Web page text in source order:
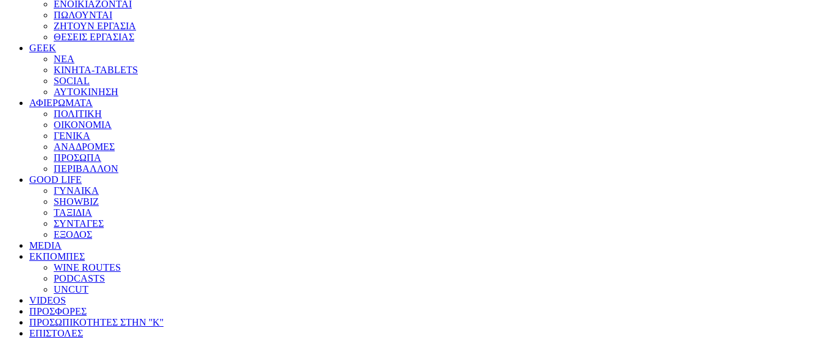
ΕΝΟΙΚΙΑΖΟΝΤΑΙ
ΠΩΛΟΥΝΤΑΙ
ΖΗΤΟΥΝ ΕΡΓΑΣΙΑ
ΘΕΣΕΙΣ ΕΡΓΑΣΙΑΣ
GEEK
ΝΕΑ
ΚΙΝΗΤΑ-TABLETS
SOCIAL
ΑΥΤΟΚΙΝΗΣΗ
ΑΦΙΕΡΩΜΑΤΑ
ΠΟΛΙΤΙΚΗ
ΟΙΚΟΝΟΜΙΑ
ΓΕΝΙΚΑ
ΑΝΑΔΡΟΜΕΣ
ΠΡΟΣΩΠΑ
ΠΕΡΙΒΑΛΛΟΝ
GOOD LIFE
ΓΥΝΑΙΚΑ
SHOWBIZ
ΤΑΞΙΔΙΑ
ΣΥΝΤΑΓΕΣ
ΕΞΟΔΟΣ
MEDIA
ΕΚΠΟΜΠΕΣ
WINE ROUTES
PODCASTS
UNCUT
VIDEOS
ΠΡΟΣΦΟΡΕΣ
ΠΡΟΣΩΠΙΚΟΤΗΤΕΣ ΣΤΗΝ ''Κ''
ΕΠΙΣΤΟΛΕΣ